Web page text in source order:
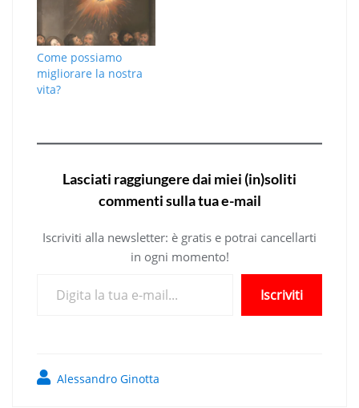
Come possiamo
migliorare la nostra
vita?
Lasciati raggiungere dai miei (in)soliti
commenti sulla tua e-mail
Iscriviti alla newsletter: è gratis e potrai cancellarti
in ogni momento!
Iscriviti
Alessandro Ginotta